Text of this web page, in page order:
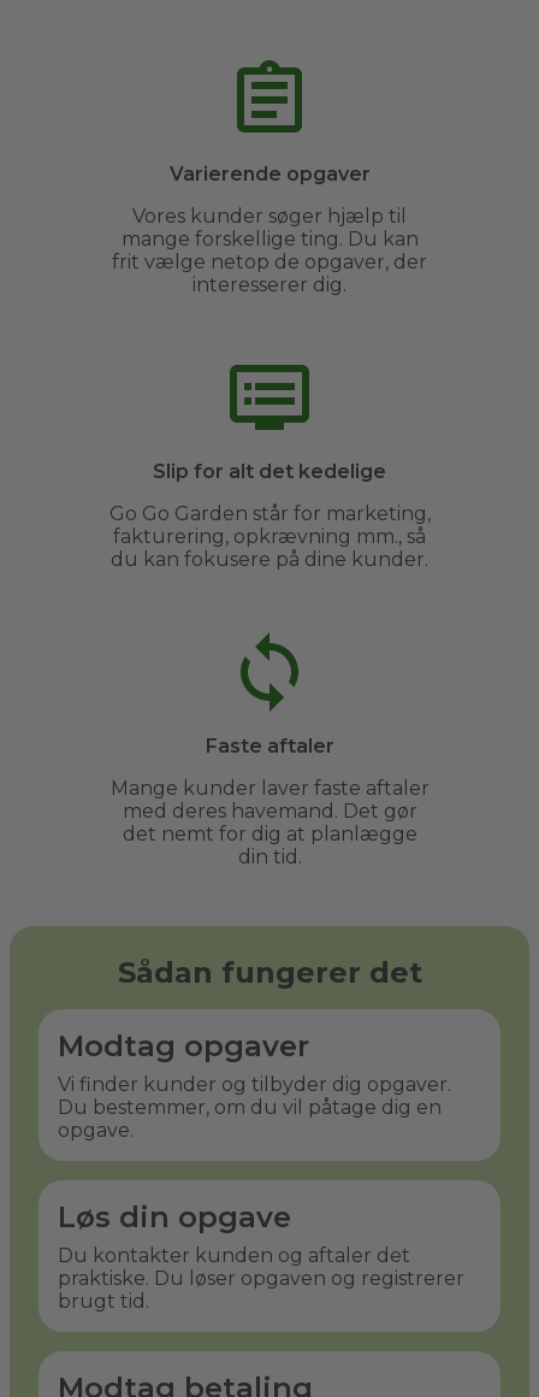
Varierende opgaver
Vores kunder søger hjælp til
mange forskellige ting. Du kan
frit vælge netop de opgaver, der
interesserer dig.
Slip for alt det kedelige
Go Go Garden står for marketing,
fakturering, opkrævning mm., så
du kan fokusere på dine kunder.
Faste aftaler
Mange kunder laver faste aftaler
med deres havemand. Det gør
det nemt for dig at planlægge
din tid.
Sådan fungerer det
Modtag opgaver
Vi finder kunder og tilbyder dig opgaver.
Du bestemmer, om du vil påtage dig en
opgave.
Løs din opgave
Du kontakter kunden og aftaler det
praktiske. Du løser opgaven og registrerer
brugt tid.
Modtag betaling